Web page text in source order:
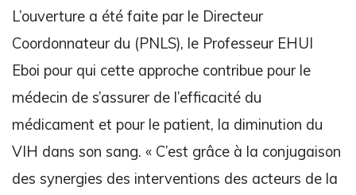
L’ouverture a été faite par le Directeur
Coordonnateur du (PNLS), le Professeur EHUI
Eboi pour qui cette approche contribue pour le
médecin de s’assurer de l’efficacité du
médicament et pour le patient, la diminution du
VIH dans son sang. « C’est grâce à la conjugaison
des synergies des interventions des acteurs de la